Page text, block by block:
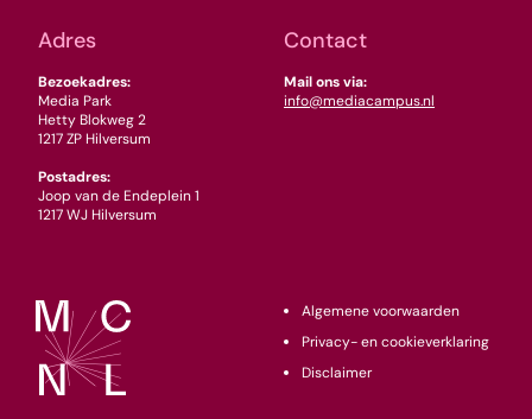
Adres
Bezoekadres:
Media Park
Hetty Blokweg 2
1217 ZP Hilversum
Postadres:
Joop van de Endeplein 1
1217 WJ Hilversum
Contact
Mail ons via:
info@mediacampus.nl
Algemene voorwaarden
Privacy- en cookieverklaring
Disclaimer